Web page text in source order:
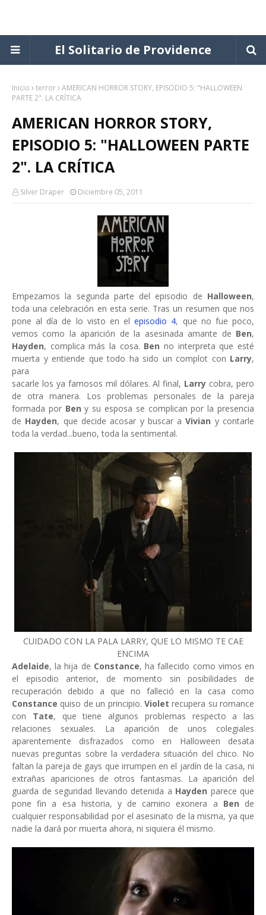
El Solitario de Providence
Inicio terror AMERICAN HORROR STORY, EPISODIO 5: "HALLOWEEN
PARTE 2". LA CRÍTICA
AMERICAN HORROR STORY,
EPISODIO 5: "HALLOWEEN PARTE
2". LA CRÍTICA
Silver Draper Diciembre 05, 2011
Empezamos la segunda parte del episodio de Halloween,
toda una celebración en esta serie. Tras un resumen que nos
pone al día de lo visto en elepisodio 4, que no fue poco,
vemos como la aparición de la asesinada amante de Ben,
Hayden, complica más la cosa. Ben no interpreta que esté
muerta y entiende que todo ha sido un complot con Larry,
para
sacarle los ya famosos mil dólares. Al final, Larry cobra, pero
de otra manera. Los problemas personales de la pareja
formada por Ben y su esposa se complican por la presencia
de Hayden, que decide acosar y buscar aVivian y contarle
toda la verdad...bueno, toda la sentimental.
CUIDADO CON LA PALA LARRY, QUE LO MISMO TE CAE
ENCIMA
Adelaide, la hija de Constance, ha fallecido como vimos en
el episodio anterior, de momento sin posibilidades de
recuperación debido a que no falleció en la casa como
Constance quiso de un principio. Violet recupera su romance
con Tate, que tiene algunos problemas respecto a las
relaciones sexuales. La aparición de unos colegiales
aparentemente disfrazados como en
Halloween
desata
nuevas preguntas sobre la verdadera situación del chico. No
faltan la pareja de gays que irrumpen en el jardín de la casa, ni
extrañas apariciones de otros fantasmas. La aparición del
guarda de seguridad llevando detenida a Hayden parece que
pone fin a esa historia, y de camino exonera a Ben de
cualquier responsabilidad por el asesinato de la misma, ya que
nadie la dará por muerta ahora, ni siquiera él mismo.